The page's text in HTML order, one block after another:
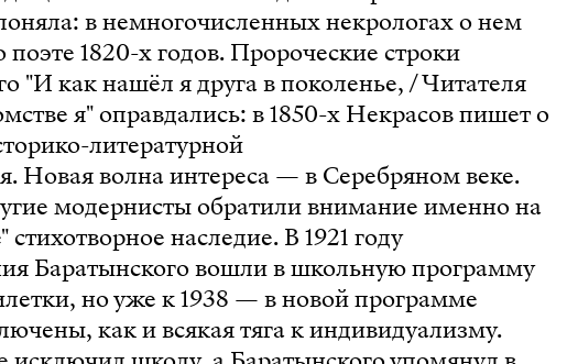
в немногочисленных некрологах о нем
поэте 1820-х годов. Пророческие строки
"И как нашёл я друга в поколенье, / Читателя
я" оправдались: в 1850-х Некрасов пишет о
литературной
Новая волна интереса — в Серебряном веке.
модернисты обратили внимание именно на
стихотворное наследие. В 1921 году
Баратынского вошли в школьную программу
но уже к 1938 — в новой программе
как и всякая тяга к индивидуализму.